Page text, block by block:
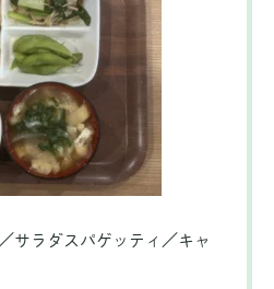
サラダスパゲッティ／キャ